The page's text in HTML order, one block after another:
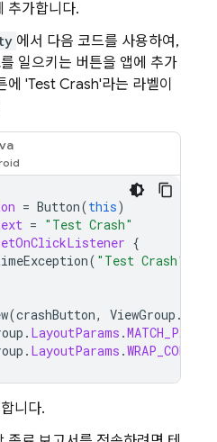
추가합니다.
에서 다음 코드를 사용하여,
일으키는 버튼을 앱에 추가
에 'Test Crash'라는 라벨이
= Button(this)
= "Test Crash"
{
( "Test Crash"
(crashButton, ViewGroup .
. LayoutParams .MATCH_PARENT
. LayoutParams .WRAP_CONTENT
니다.